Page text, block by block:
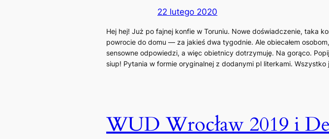
22 lutego 2020
Hej hej! Już po fajnej konfie w Toruniu. Nowe doświadczenie, taka
powrocie do domu — za jakieś dwa tygodnie. Ale obiecałem
sensowne odpowiedzi, a więc obietnicy dotrzymuję. Na gorąco.
siup! Pytania w formie oryginalnej z dodanymi pl literkami. Wszystko
WUD Wrocław 2019 i